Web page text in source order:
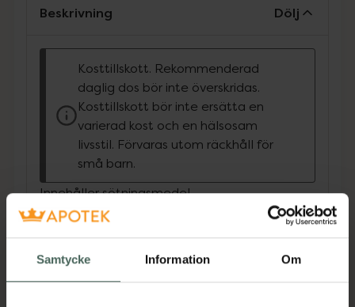
Samtycke Information Om
Beskrivning Dölj
Kosttillskott. Rekommenderad
daglig dos bör inte överskridas.
Kosttillskott bör inte ersätta en
varierad kost och en hälsosam
livsstil. Förvaras utom räckhåll för
små barn.
Innehåller sötningsmedel
kombinerar elektrolyter i generösa mängder:
800 mg natrium, 400 mg kalium och 60 mg